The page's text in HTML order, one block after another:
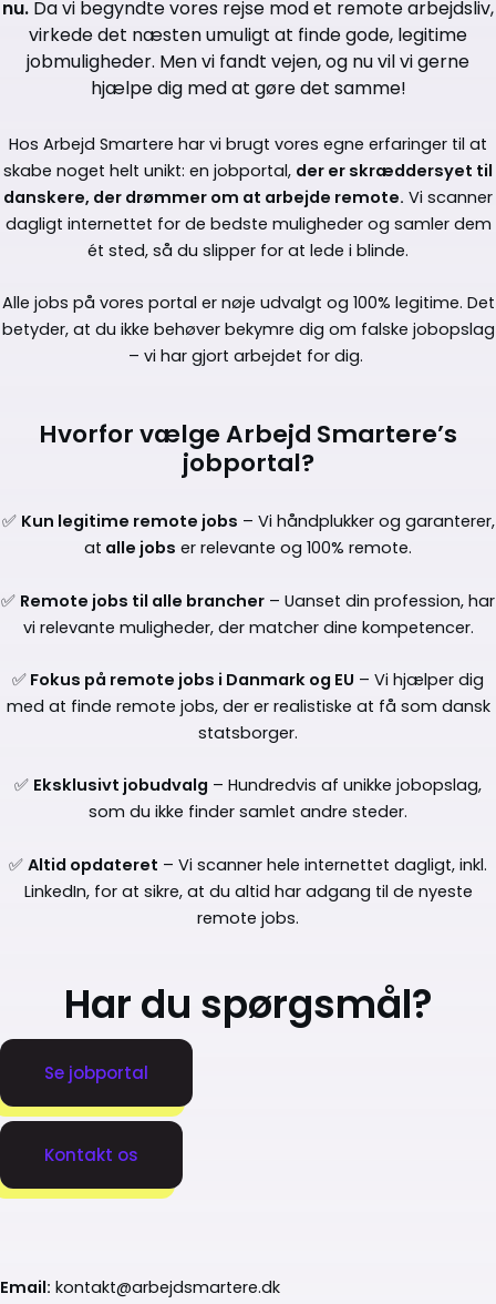
nu. Da vi begyndte vores rejse mod et remote arbejdsliv,
virkede det næsten umuligt at finde gode, legitime
jobmuligheder. Men vi fandt vejen,og nu vil vi gerne
hjælpe dig med at gøre det samme!
Hos Arbejd Smartere har vi brugt vores egne erfaringer til at
skabe noget helt unikt: en jobportal, der er skræddersyet til
danskere, der drømmer om at arbejde remote. Vi scanner
dagligt internettet for de bedste muligheder og samler dem
ét sted, så du slipper for at lede i blinde.
Alle jobs på vores portal er nøje udvalgt og 100% legitime. Det
betyder, at du ikke behøver bekymre dig om falske jobopslag
– vi har gjort arbejdet for dig.
Hvorfor vælge Arbejd Smartere’s
jobportal?
✅ Kun legitime remote jobs – Vi håndplukker og garanterer,
at alle jobs er relevante og 100% remote.
✅ Remote jobs til alle brancher – Uanset din profession, har
vi relevante muligheder, der matcher dine kompetencer.
✅ Fokus på remote jobs i Danmark og EU – Vi hjælper dig
med at finde remote jobs, der er realistiske at få som dansk
statsborger.
✅ Eksklusivt jobudvalg – Hundredvis af unikke jobopslag,
som du ikke finder samlet andre steder.
✅ Altid opdateret – Vi scanner hele internettet dagligt, inkl.
LinkedIn, for at sikre, at du altid har adgang til de nyeste
remote jobs.
Har du spørgsmål?
Se jobportal
Kontakt os
Email: kontakt@arbejdsmartere.dk